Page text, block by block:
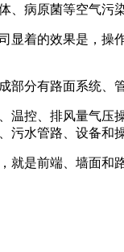
、病原菌等空气污
着的效果是，操作
分有路面系统、管
控、排风量气压操
污水管路、设备和
是前端、墙面和路